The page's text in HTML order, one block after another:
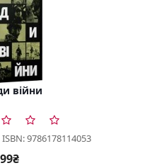
війни
ISBN: 9786178114053